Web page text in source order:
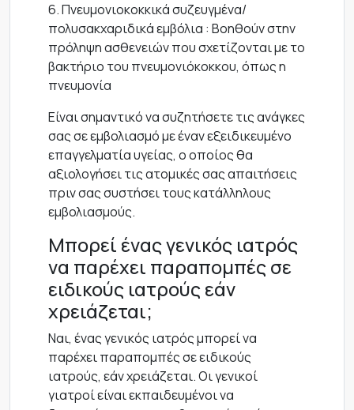
6. Πνευμονιοκοκκικά συζευγμένα/
πολυσακχαριδικά εμβόλια : Βοηθούν στην
πρόληψη ασθενειών που σχετίζονται με το
βακτήριο του πνευμονιόκοκκου, όπως η
πνευμονία
Είναι σημαντικό να συζητήσετε τις ανάγκες
σας σε εμβολιασμό με έναν εξειδικευμένο
επαγγελματία υγείας, ο οποίος θα
αξιολογήσει τις ατομικές σας απαιτήσεις
πριν σας συστήσει τους κατάλληλους
εμβολιασμούς.
Μπορεί ένας γενικός ιατρός
να παρέχει παραπομπές σε
ειδικούς ιατρούς εάν
χρειάζεται;
Ναι, ένας γενικός ιατρός μπορεί να
παρέχει παραπομπές σε ειδικούς
ιατρούς, εάν χρειάζεται. Οι γενικοί
γιατροί είναι εκπαιδευμένοι να